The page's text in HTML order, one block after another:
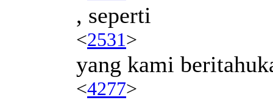
, seperti
<2531>
yang kami
<4277>